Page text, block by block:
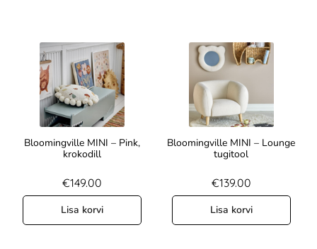
Bloomingville MINI – Pink,
krokodill
€149.00
Lisa korvi
Bloomingville MINI – Lounge
tugitool
€139.00
Lisa korvi